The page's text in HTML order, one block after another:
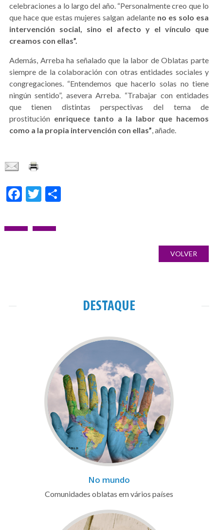
celebraciones a lo largo del año. “Personalmente creo que lo
que hace que estas mujeres salgan adelante no es solo esa
intervención social, sino el afecto y el vínculo que
creamos con ellas”.
Además, Arreba ha señalado que la labor de Oblatas parte
siempre de la colaboración con otras entidades sociales y
congregaciones. “Entendemos que hacerlo solas no tiene
ningún sentido”, asevera Arreba. “Trabajar con entidades
que tienen distintas perspectivas del tema de
prostitución enriquece tanto a la labor que hacemos
como a la propia intervención con ellas”, añade.
Facebook
Twitter
Share
Navegação
POST
PRÓXIMO
VOLVER
DESTAQUE
No mundo
Comunidades oblatas em vários países